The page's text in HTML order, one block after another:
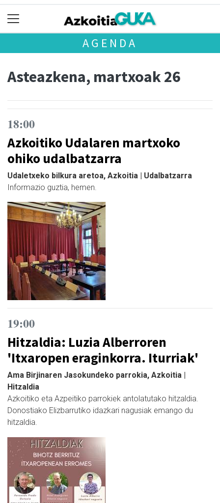
AGENDA
Asteazkena, martxoak 26
18:00
Azkoitiko Udalaren martxoko
ohiko udalbatzarra
Udaletxeko bilkura aretoa, Azkoitia | Udalbatzarra
Informazio guztia, hemen.
19:00
Hitzaldia: Luzia Alberroren
'Itxaropen eraginkorra. Iturriak'
Ama Birjinaren Jasokundeko parrokia, Azkoitia |
Hitzaldia
Azkoitiko eta Azpeitiko parrokiek antolatutako hitzaldia.
Donostiako Elizbarrutiko idazkari nagusiak emango du
hitzaldia.